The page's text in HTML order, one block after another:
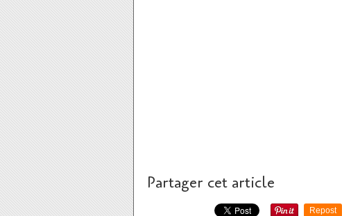
Partager cet article
Repost